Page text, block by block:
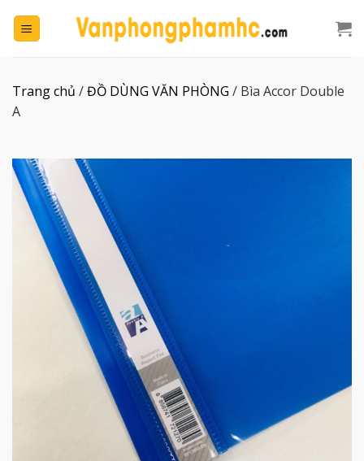
đến
Trang chủ /ĐỒ DÙNG VĂN PHÒNG / Bìa Accor Double
A